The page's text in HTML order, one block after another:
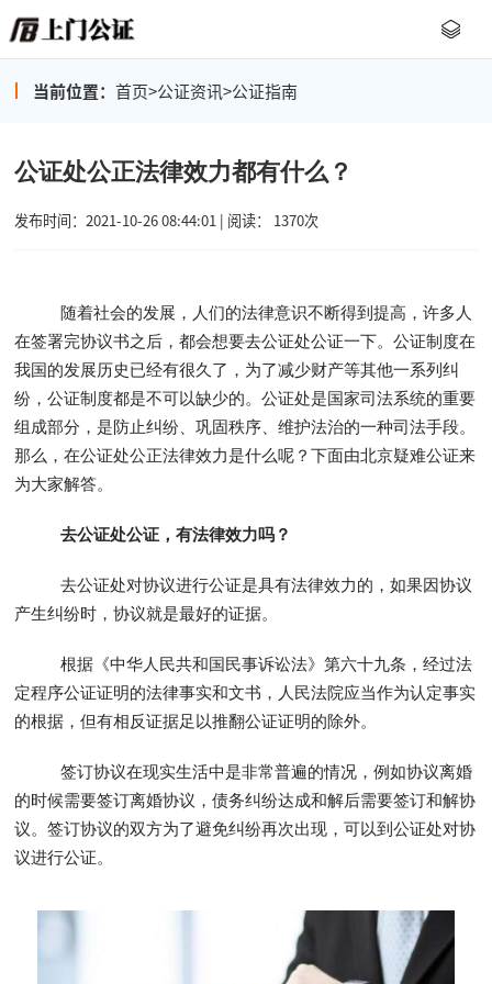
当前位置： 首页>公证资讯>公证指南
公证处公正法律效力都有什么？
发布时间：2021-10-26 08:44:01 | 阅读： 1370次
随着社会的发展，人们的法律意识不断得到提高，许多人
在签署完协议书之后，都会想要去公证处公证一下。公证制度在
我国的发展历史已经有很久了，为了减少财产等其他一系列纠
纷，公证制度都是不可以缺少的。公证处是国家司法系统的重要
组成部分，是防止纠纷、巩固秩序、维护法治的一种司法手段。
那么，在公证处公正法律效力是什么呢？下面由北京疑难公证来
为大家解答。
去公证处公证，有法律效力吗？
去公证处对协议进行公证是具有法律效力的，如果因协议
产生纠纷时，协议就是最好的证据。
根据《中华人民共和国民事诉讼法》第六十九条，经过法
定程序公证证明的法律事实和文书，人民法院应当作为认定事实
的根据，但有相反证据足以推翻公证证明的除外。
签订协议在现实生活中是非常普遍的情况，例如协议离婚
的时候需要签订离婚协议，债务纠纷达成和解后需要签订和解协
议。签订协议的双方为了避免纠纷再次出现，可以到公证处对协
议进行公证。